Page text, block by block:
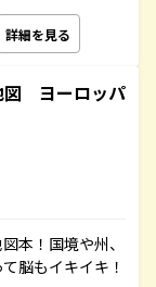
詳細を見る
ヨーロッパ
本！国境や州、
脳もイキイキ！